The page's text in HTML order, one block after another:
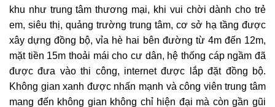
khu như trung tâm thương mại, khi vui chời dành cho trẻ
em, siêu thị, quảng trường trung tâm, cơ sở hạ tầng được
xây dựng đồng bộ, vỉa hè hai bên đường từ 4m đến 12m,
mặt tiền 15m thoải mái cho cư dân, hệ thống cáp ngầm đã
được đưa vào thi công, internet được lắp đặt đồng bộ.
Không gian xanh được nhấn mạnh và công viên trung tâm
mang đến không gian không chỉ hiện đại mà còn gần gũi